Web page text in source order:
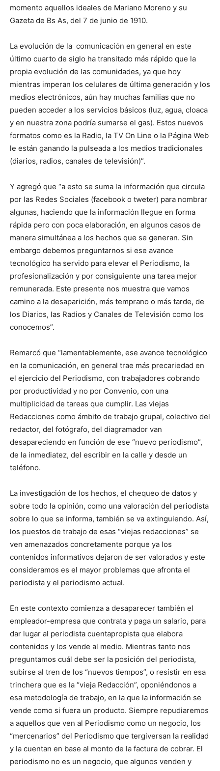
momento aquellos ideales de Mariano Moreno y su
Gazeta de Bs As, del 7 de junio de 1910.
La evolución de la comunicación en general en este
último cuarto de siglo ha transitado más rápido que la
propia evolución de las comunidades, ya que hoy
mientras imperan los celulares de última generación y los
medios electrónicos, aún hay muchas familias que no
pueden acceder a los servicios básicos (luz, agua, cloaca
y en nuestra zona podría sumarse el gas). Estos nuevos
formatos como es la Radio, la TV On Line o la Página Web
le están ganando la pulseada a los medios tradicionales
(diarios, radios, canales de televisión)”.
Y agregó que “a esto se suma la información que circula
por las Redes Sociales (facebook o tweter) para nombrar
algunas, haciendo que la información llegue en forma
rápida pero con poca elaboración, en algunos casos de
manera simultánea a los hechos que se generan. Sin
embargo debemos preguntarnos si ese avance
tecnológico ha servido para elevar el Periodismo, la
profesionalización y por consiguiente una tarea mejor
remunerada. Este presente nos muestra que vamos
camino a la desaparición, más temprano o más tarde, de
los Diarios, las Radios y Canales de Televisión como los
conocemos”.
Remarcó que “lamentablemente, ese avance tecnológico
en la comunicación, en general trae más precariedad en
el ejercicio del Periodismo, con trabajadores cobrando
por productividad y no por Convenio, con una
multiplicidad de tareas que cumplir. Las viejas
Redacciones como ámbito de trabajo grupal, colectivo del
redactor, del fotógrafo, del diagramador van
desapareciendo en función de ese “nuevo periodismo”,
de la inmediatez, del escribir en la calle y desde un
teléfono.
La investigación de los hechos, el chequeo de datos y
sobre todo la opinión, como una valoración del periodista
sobre lo que se informa, también se va extinguiendo. Así,
los puestos de trabajo de esas “viejas redacciones” se
ven amenazados concretamente porque ya los
contenidos informativos dejaron de ser valorados y este
consideramos es el mayor problemas que afronta el
periodista y el periodismo actual.
En este contexto comienza a desaparecer también el
empleador-empresa que contrata y paga un salario, para
dar lugar al periodista cuentapropista que elabora
contenidos y los vende al medio. Mientras tanto nos
preguntamos cuál debe ser la posición del periodista,
subirse al tren de los “nuevos tiempos”, o resistir en esa
trinchera que es la “vieja Redacción”, oponiéndonos a
esa metodología de trabajo, en la que la información se
vende como si fuera un producto. Siempre repudiaremos
a aquellos que ven al Periodismo como un negocio, los
“mercenarios” del Periodismo que tergiversan la realidad
y la cuentan en base al monto de la factura de cobrar. El
periodismo no es un negocio, que algunos venden y